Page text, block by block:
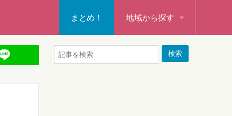
まとめ！ 地域から探す
秩父・飯能・秩父郡